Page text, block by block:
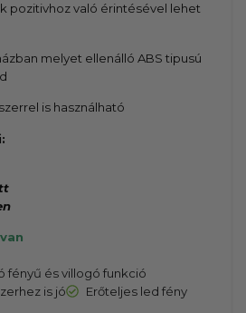
pozitivhoz való érintésével lehet
melyet ellenálló ABS tipusú
is használható
fényű és villogó funkció
is jó
Erőteljes led fény